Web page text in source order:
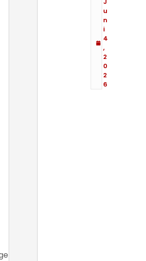
u
n
i
4
,
2
0
2
6